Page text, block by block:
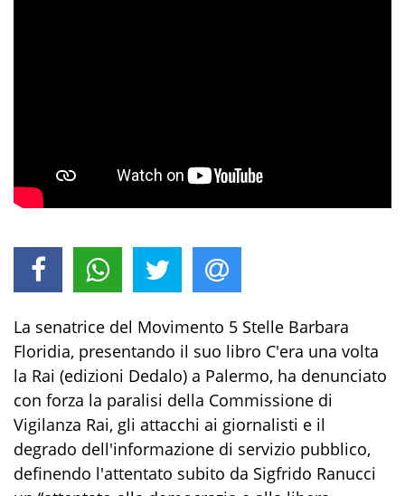
La senatrice del Movimento 5 Stelle Barbara
Floridia, presentando il suo libro C'era una volta
la Rai (edizioni Dedalo) a Palermo, ha denunciato
con forza la paralisi della Commissione di
Vigilanza Rai, gli attacchi ai giornalisti e il
degrado dell'informazione di servizio pubblico,
definendo l'attentato subito da Sigfrido Ranucci